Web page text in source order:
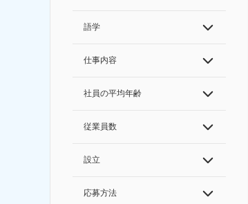
語学
仕事内容
社員の平均年齢
従業員数
設立
応募方法